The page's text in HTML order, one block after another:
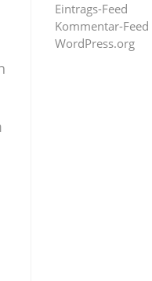
Eintrags-Feed
Kommentar-Feed
WordPress.org